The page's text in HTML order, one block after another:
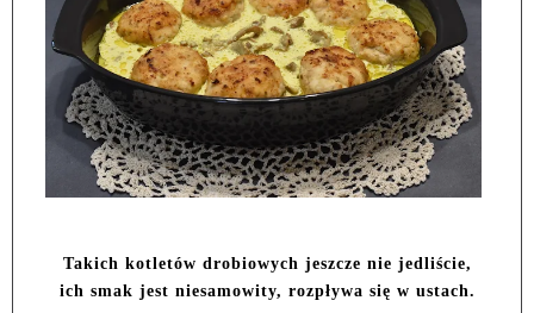
Takich kotletów drobiowych jeszcze nie jedliście,
ich smak jest niesamowity, rozpływa się w ustach.